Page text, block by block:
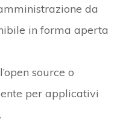
da
in forma aperta
source o
per applicativi